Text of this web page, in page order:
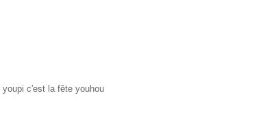
c'est la fête youhou